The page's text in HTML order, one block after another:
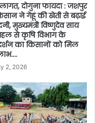
दोगुना फायदा : जशपुर
ने गेहूं की खेती से बढ़ाई
मुख्यमंत्री विष्णुदेव साय
से कृषि विभाग के
का किसानों को मिल
2, 2026